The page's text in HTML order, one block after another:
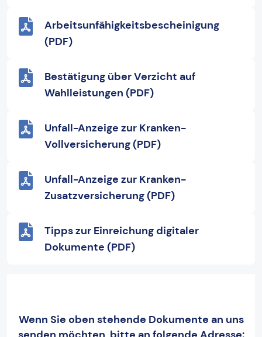
Arbeitsunfähigkeitsbescheinigung
(PDF)
Bestätigung über Verzicht auf
Wahlleistungen (PDF)
Unfall-Anzeige zur Kranken-
Vollversicherung (PDF)
Unfall-Anzeige zur Kranken-
Zusatzversicherung (PDF)
Tipps zur Einreichung digitaler
Dokumente (PDF)
Wenn Sie oben stehende Dokumente an uns